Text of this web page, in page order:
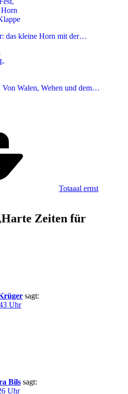
das kleine Horn mit der…
Von Walen, Wehen und dem…
Totaaal ernst
Zeiten für
sagt:
Uhr
Bils sagt:
Uhr